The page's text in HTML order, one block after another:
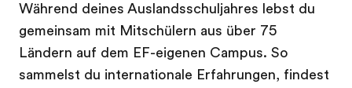
Während deines Auslandsschuljahres lebst du
gemeinsam mit Mitschülern aus über 75
Ländern auf dem EF-eigenen Campus. So
sammelst du internationale Erfahrungen, findest